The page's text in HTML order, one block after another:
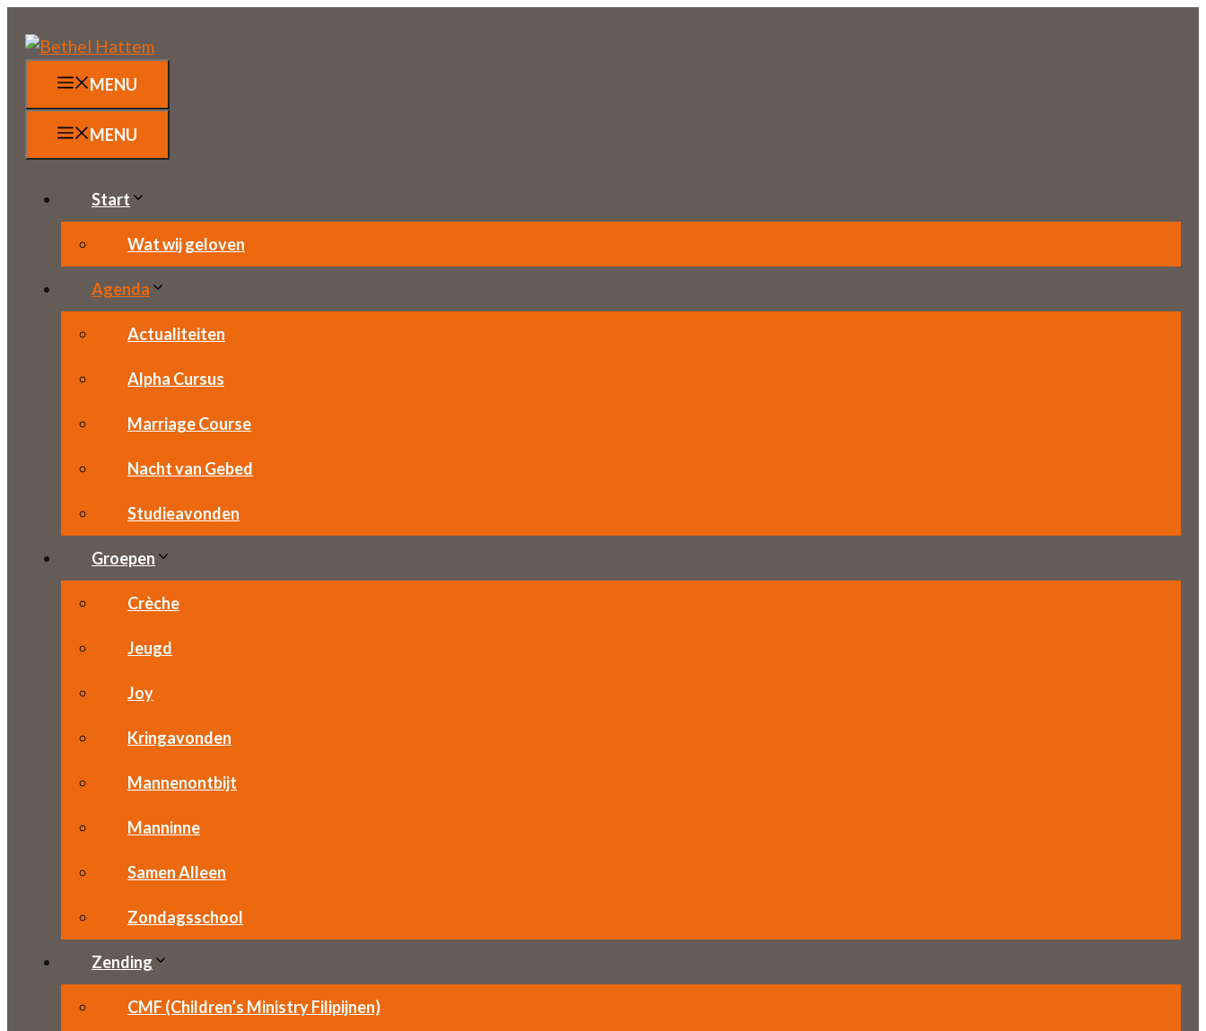
naar
MENU
MENU
Start
Wat wij geloven
Agenda
Actualiteiten
Alpha Cursus
Marriage Course
Nacht van Gebed
Studieavonden
Groepen
Crèche
Jeugd
Joy
Kringavonden
Mannenontbijt
Manninne
Samen Alleen
Zondagsschool
Zending
CMF (Children’s Ministry Filipijnen)